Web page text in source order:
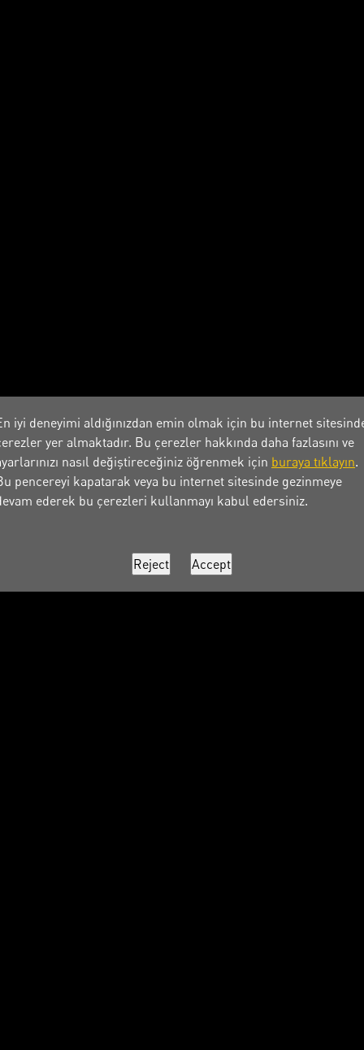
iyi deneyimi aldığınızdan emin olmak için bu internet
yer almaktadır. Bu çerezler hakkında daha fazlasını ve
nasıl değiştireceğiniz öğrenmek için buraya tıklayın.
pencereyi kapatarak veya bu internet sitesinde gezinmeye
ederek bu çerezleri kullanmayı kabul edersiniz.